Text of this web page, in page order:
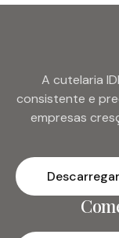
A cutelaria
consistente e
empresas